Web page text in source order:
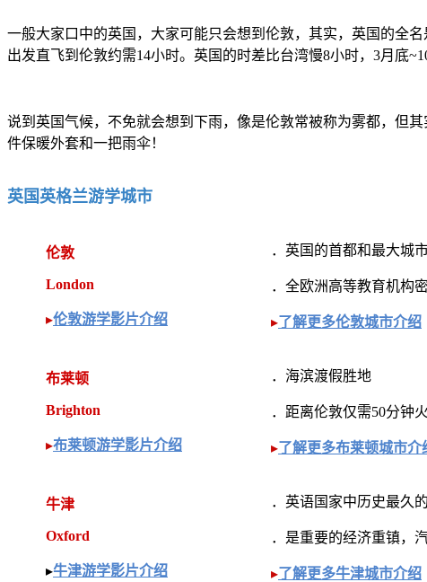
一般大家口中的英国，大家可能只会想到伦敦，其实，英国的全
出发直飞到伦敦约需14小时。英国的时差比台湾慢8小时，3月底
说到英国气候，不免就会想到下雨，像是伦敦常被称为雾都，但
件保暖外套和一把雨伞！
英国英格兰游学城市
伦敦
London
▸伦敦游学影片介绍
．英国的首都和最大城
．全欧洲高等教育机构
▸了解更多伦敦城市介绍
布莱顿
Brighton
▸布莱顿游学影片介绍
．海滨渡假胜地
．距离伦敦仅需50分钟
▸了解更多布莱顿城市介
牛津
Oxford
▸牛津游学影片介绍
．英语国家中历史最久
．是重要的经济重镇，
▸了解更多牛津城市介绍